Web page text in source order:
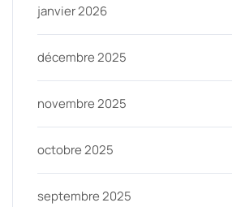
janvier 2026
décembre 2025
novembre 2025
octobre 2025
septembre 2025